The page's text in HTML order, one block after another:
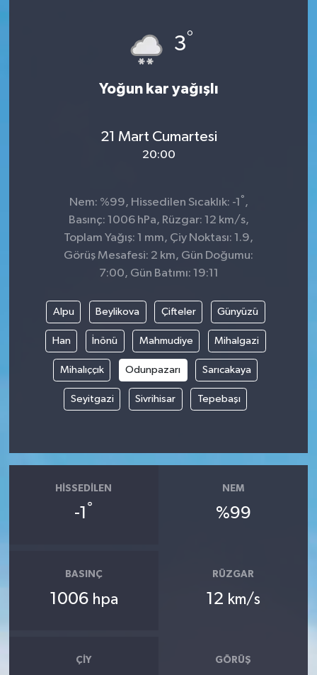
3°
Yoğun kar yağışlı
21 Mart Cumartesi
20:00
Nem: %99, Hissedilen Sıcaklık: -1 ° ,
Basınç: 1006 hPa, Rüzgar: 12 km/s,
Toplam Yağış: 1 mm, Çiy Noktası: 1.9,
Görüş Mesafesi: 2 km, Gün Doğumu:
7:00, Gün Batımı: 19:11
Alpu Beylikova Çifteler Günyüzü
Han İnönü Mahmudiye Mihalgazi
Mihalıççık Odunpazarı Sarıcakaya
Seyitgazi Sivrihisar Tepebaşı
HISSEDILEN
-1 °
NEM
%99
BASINÇ
1006 hpa
RÜZGAR
12 km/s
ÇIY GÖRÜŞ
İlim & İrfan
KURDÎ
Sağlık
Sağlık & Yaşam
Siyaset
Spor
Yaşam